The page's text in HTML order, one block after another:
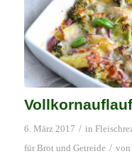
Vollkornauflauf
6. März 2017 / in
für Brot und Getreide / von